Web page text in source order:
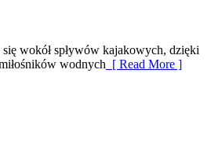
wokół spływów kajakowych, dzięki
wodnych [ Read More ]